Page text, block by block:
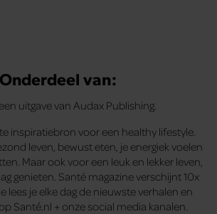
Onderdeel van:
uitgave van Audax Publishing.
inspiratiebron voor een healthy lifestyle.
leven, bewust eten, je energiek voelen
Maar ook voor een leuk en lekker leven,
genieten. Santé magazine verschijnt 10x
lees je elke dag de nieuwste verhalen en
Santé.nl + onze social media kanalen.